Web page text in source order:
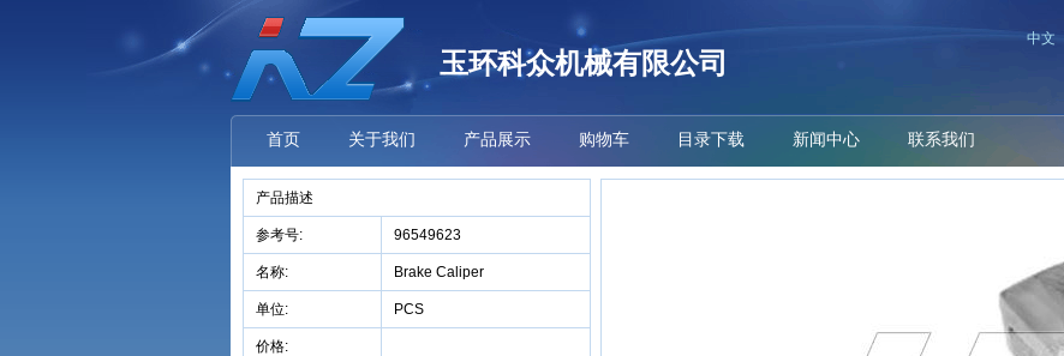
玉环科众机械有限公司
中文
首页 关于我们 产品展示 购物车 目录下载 新闻中心 联系我们
产品描述
参考号: 96549623
名称: Brake Caliper
单位: PCS
价格: